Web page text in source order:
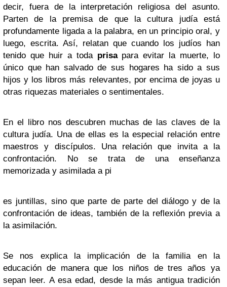
decir, fuera de la interpretación religiosa del asunto.
Parten de la premisa de que la cultura judía está
profundamente ligada a la palabra, en un principio oral, y
luego, escrita. Así, relatan que cuando los judíos han
tenido que huir a toda prisapara evitar la muerte, lo
único que han salvado de sus hogares ha sido a sus
hijos y los libros más relevantes, por encima de joyas u
otras riquezas materiales o sentimentales.
En el libro nos descubren muchas de las claves de la
cultura judía. Una de ellas es la especial relación entre
maestros y discípulos. Una relación que invita a la
confrontación. No se trata de una enseñanza
memorizada y asimilada a pi
es juntillas, sino que parte de parte del diálogo y de la
confrontación de ideas, también de la reflexión previa a
la asimilación.
Se nos explica la implicación de la familia en la
educación de manera que los niños de tres años ya
sepan leer. A esa edad, desde la más antigua tradición